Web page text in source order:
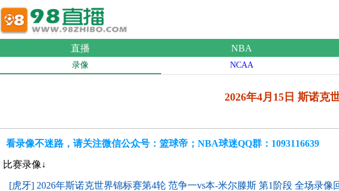
直播 NBA
录像 NCAA
2026年4月15日 斯诺克
看录像不迷路，请关注微信公众号：篮球帝；NBA球迷QQ群：1093116639
比赛录像↓
[虎牙] 2026年斯诺克世界锦标赛第4轮 范争一vs本-米尔滕斯 第1阶段 全场录像